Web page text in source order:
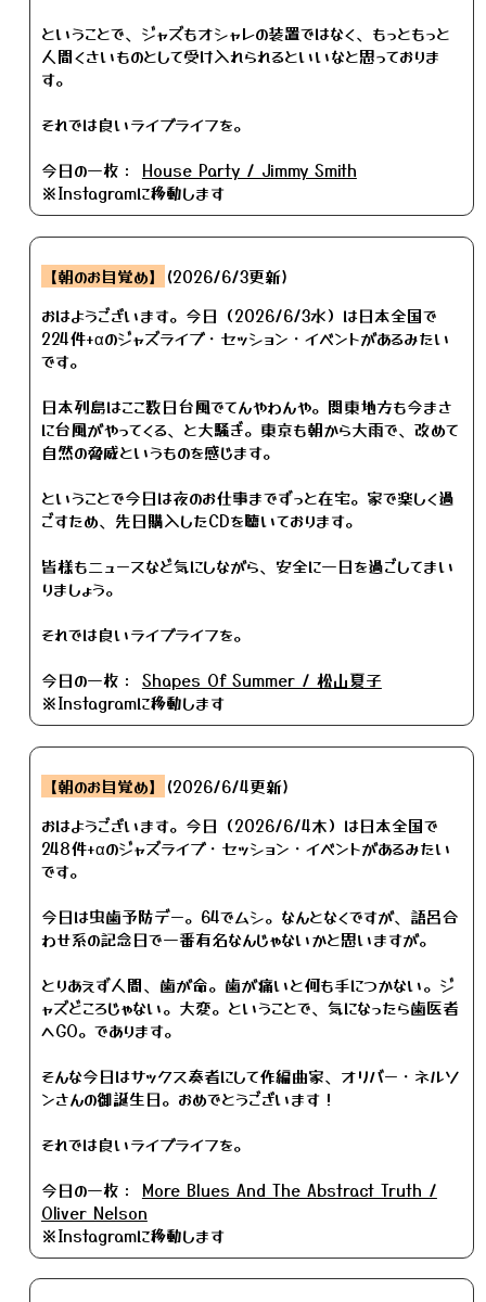
ということで、ジャズもオシャレの装置ではなく、もっともっと
人間くさいものとして受け入れられるといいなと思っておりま
す。
それでは良いライブライフを。
今日の一枚： House Party / Jimmy Smith
※Instagramに移動します
【朝のお目覚め】
(2026/6/3更新)
おはようございます。今日（2026/6/3水）は日本全国で
224件+αのジャズライブ・セッション・イベントがあるみたい
です。
日本列島はここ数日台風でてんやわんや。関東地方も今まさ
に台風がやってくる、と大騒ぎ。東京も朝から大雨で、改めて
自然の脅威というものを感じます。
ということで今日は夜のお仕事までずっと在宅。家で楽しく過
ごすため、先日購入したCDを聴いております。
皆様もニュースなど気にしながら、安全に一日を過ごしてまい
りましょう。
それでは良いライブライフを。
今日の一枚： Shapes Of Summer / 松山夏子
※Instagramに移動します
【朝のお目覚め】
(2026/6/4更新)
おはようございます。今日（2026/6/4木）は日本全国で
248件+αのジャズライブ・セッション・イベントがあるみたい
です。
今日は虫歯予防デー。64でムシ。なんとなくですが、語呂合
わせ系の記念日で一番有名なんじゃないかと思いますが。
とりあえず人間、歯が命。歯が痛いと何も手につかない。ジ
ャズどころじゃない。大変。ということで、気になったら歯医者
へGO。であります。
そんな今日はサックス奏者にして作編曲家、オリバー・ネルソ
ンさんの御誕生日。おめでとうございます！
それでは良いライブライフを。
今日の一枚： More Blues And The Abstract Truth /
Oliver Nelson
※Instagramに移動します